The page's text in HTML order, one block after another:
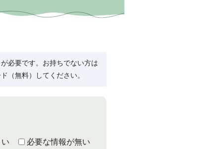
必要です。お持ちでない方は
（無料）してください。
必要な情報が無い